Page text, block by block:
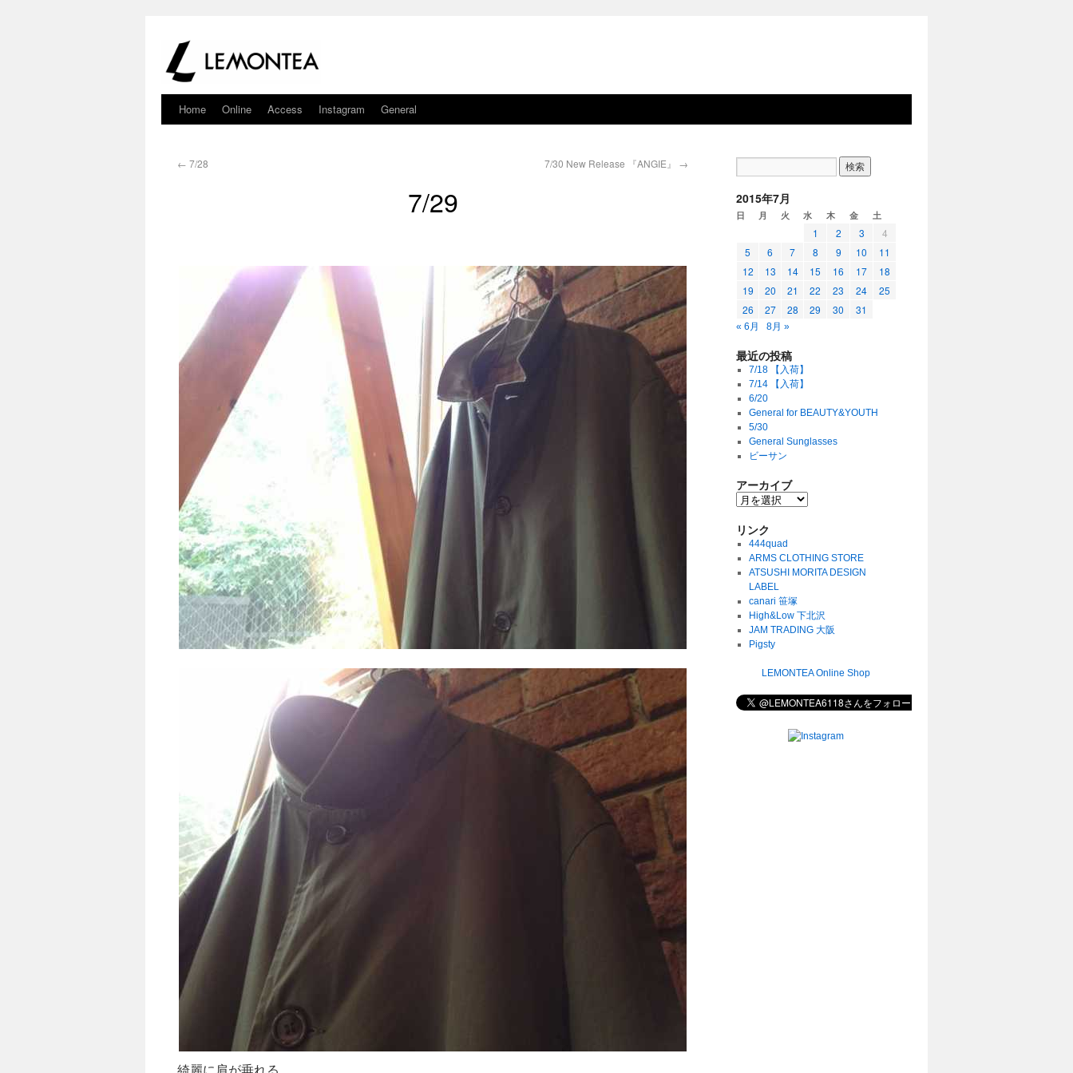
Home Online Access Instagram General
← 7/28 7/30 New Release 『ANGIE』 →
7/29 2015年7月
日 月 火 水 木 金 土
1 2 3
4
5
6 7 8 9 10
11
12
13 14 15 16 17
18
19
20 21 22 23 24
25
26
27 28 29 30 31
« 6月 8月 »
最近の投稿
7/18 【入荷】
7/14 【入荷】
6/20
General for BEAUTY&YOUTH
5/30
General Sunglasses
ビーサン
アーカイブ
リンク
444quad
ARMS CLOTHING STORE
ATSUSHI MORITA DESIGN
LABEL
canari 笹塚
High&Low 下北沢
JAM TRADING 大阪
Pigsty
LEMONTEA Online Shop